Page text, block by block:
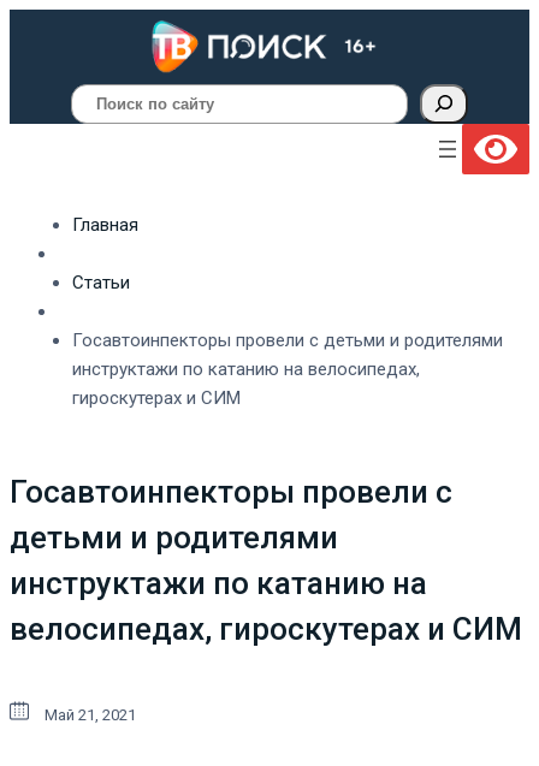
Поиск
Главная
Статьи
Госавтоинпекторы провели с детьми и родителями
инструктажи по катанию на велосипедах,
гироскутерах и СИМ
Госавтоинпекторы провели с
детьми и родителями
инструктажи по катанию на
велосипедах, гироскутерах и СИМ
Май 21, 2021